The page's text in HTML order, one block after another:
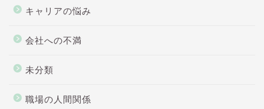
キャリアの悩み
会社への不満
未分類
職場の人間関係